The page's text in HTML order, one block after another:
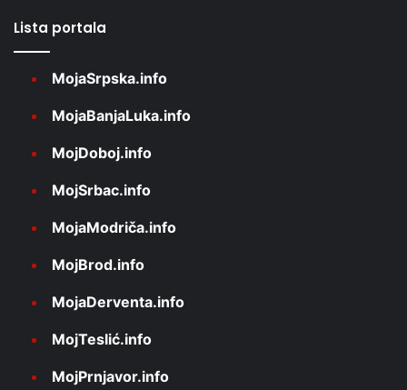
Lista portala
MojaSrpska.info
MojaBanjaLuka.info
MojDoboj.info
MojSrbac.info
MojaModriča.info
MojBrod.info
MojaDerventa.info
MojTeslić.info
MojPrnjavor.info